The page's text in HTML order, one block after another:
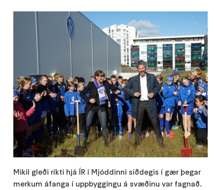
Mikil gleði ríkti hjá ÍR í Mjóddinni síðdegis í gær þegar
merkum áfanga í uppbyggingu á svæðinu var fagnað.